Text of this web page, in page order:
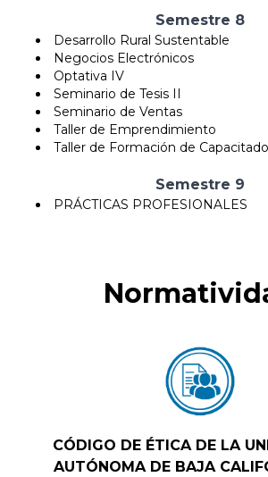
Semestre 8
Desarrollo Rural Sustentable
Negocios Electrónicos
Optativa IV
Seminario de Tesis II
Seminario de Ventas
Taller de Emprendimiento
Taller de Formación de
Semestre 9
PRÁCTICAS PROFESIONALES
CÓDIGO DE ÉTICA DE LA
AUTÓNOMA DE BAJA